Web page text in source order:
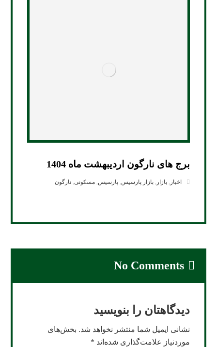
برج های نارگون اردیبهشت ماه 1404
اخبار ,بازار ,بازار پارسیس,پارسیس,مسکونی,نارگون
No Comments
دیدگاهتان را بنویسید
نشانی ایمیل شما منتشر نخواهد شد. بخش‌های
موردنیاز علامت‌گذاری شده‌اند *